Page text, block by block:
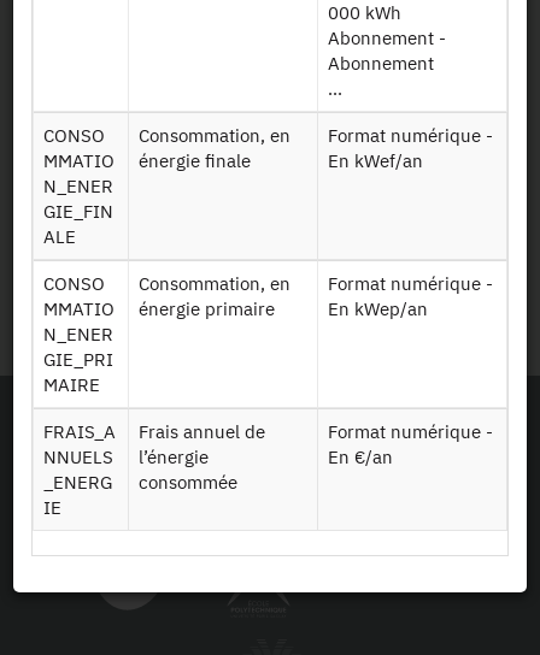
000 kWh
Abonnement -
Abonnement
...
CONSO
MMATIO
N_ENER
GIE_FIN
ALE
Consommation, en
énergie finale
Format numérique -
En kWef/an
CONSO
MMATIO
N_ENER
GIE_PRI
MAIRE
Consommation, en
énergie primaire
Format numérique -
En kWep/an
FRAIS_A
NNUELS
_ENERG
IE
Frais annuel de
l’énergie
consommée
Format numérique -
En €/an
Press and reports
Site Map